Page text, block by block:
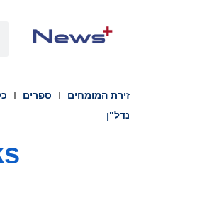
זירת המומחים ספרים
נדל"ן